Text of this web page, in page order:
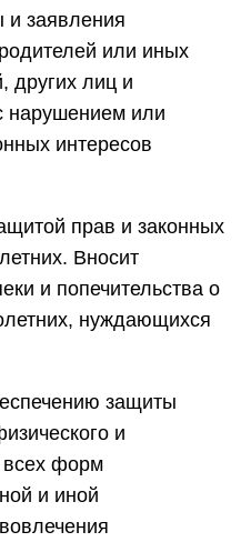
заявления
или иных
других лиц и
нарушением или
интересов
прав и законных
Вносит
и попечительства о
нуждающихся
защиты
и
всех форм
и иной